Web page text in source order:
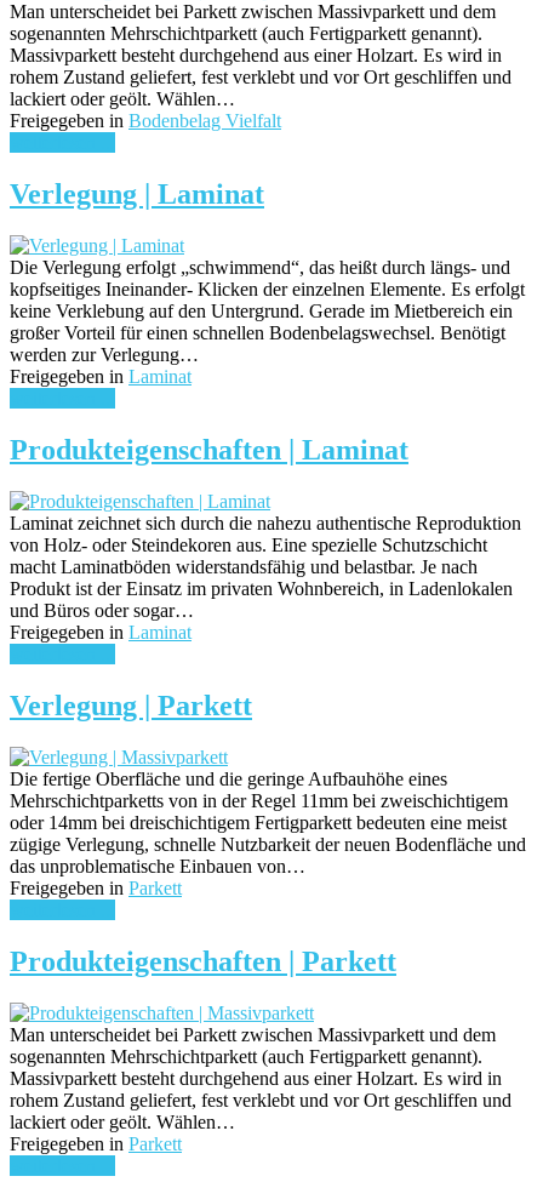
Man unterscheidet bei Parkett zwischen Massivparkett und dem
sogenannten Mehrschichtparkett (auch Fertigparkett genannt).
Massivparkett besteht durchgehend aus einer Holzart. Es wird in
rohem Zustand geliefert, fest verklebt und vor Ort geschliffen und
lackiert oder geölt. Wählen…
Freigegeben in Bodenbelag Vielfalt
Verlegung | Laminat
Die Verlegung erfolgt „schwimmend“, das heißt durch längs- und
kopfseitiges Ineinander- Klicken der einzelnen Elemente. Es erfolgt
keine Verklebung auf den Untergrund. Gerade im Mietbereich ein
großer Vorteil für einen schnellen Bodenbelagswechsel. Benötigt
werden zur Verlegung…
Freigegeben in Laminat
Produkteigenschaften | Laminat
Laminat zeichnet sich durch die nahezu authentische Reproduktion
von Holz- oder Steindekoren aus. Eine spezielle Schutzschicht
macht Laminatböden widerstandsfähig und belastbar. Je nach
Produkt ist der Einsatz im privaten Wohnbereich, in Ladenlokalen
und Büros oder sogar…
Freigegeben in Laminat
Verlegung | Parkett
Die fertige Oberfläche und die geringe Aufbauhöhe eines
Mehrschichtparketts von in der Regel 11mm bei zweischichtigem
oder 14mm bei dreischichtigem Fertigparkett bedeuten eine meist
zügige Verlegung, schnelle Nutzbarkeit der neuen Bodenfläche und
das unproblematische Einbauen von…
Freigegeben in Parkett
Produkteigenschaften | Parkett
Man unterscheidet bei Parkett zwischen Massivparkett und dem
sogenannten Mehrschichtparkett (auch Fertigparkett genannt).
Massivparkett besteht durchgehend aus einer Holzart. Es wird in
rohem Zustand geliefert, fest verklebt und vor Ort geschliffen und
lackiert oder geölt. Wählen…
Freigegeben in Parkett